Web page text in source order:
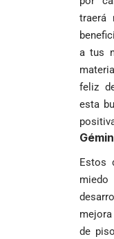
traerá
a tus
feliz
esta
Estos
de